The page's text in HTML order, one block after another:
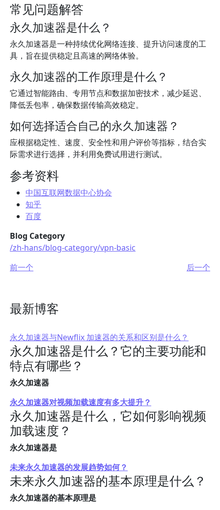
常见问题解答
永久加速器是什么？
永久加速器是一种持续优化网络连接、提升访问速度的工
具，旨在提供稳定且高速的网络体验。
永久加速器的工作原理是什么？
它通过智能路由、专用节点和数据加密技术，减少延迟、
降低丢包率，确保数据传输高效稳定。
如何选择适合自己的永久加速器？
应根据稳定性、速度、安全性和用户评价等指标，结合实
际需求进行选择，并利用免费试用进行测试。
参考资料
中国互联网数据中心协会
知乎
百度
Blog Category
/zh-hans/blog-category/vpn-basic
前一个
后一个
最新博客
永久加速器与Newflix 加速器的关系和区别是什么？
永久加速器是什么？它的主要功能和
特点有哪些？
永久加速器
永久加速器对视频加载速度有多大提升？
永久加速器是什么，它如何影响视频
加载速度？
永久加速器是
未来永久加速器的发展趋势如何？
未来永久加速器的基本原理是什么？
永久加速器的基本原理是